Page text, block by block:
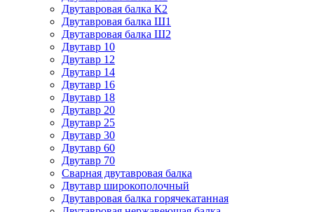
Двутавровая балка К2
Двутавровая балка Ш1
Двутавровая балка Ш2
Двутавр 10
Двутавр 12
Двутавр 14
Двутавр 16
Двутавр 18
Двутавр 20
Двутавр 25
Двутавр 30
Двутавр 60
Двутавр 70
Сварная двутавровая балка
Двутавр широкополочный
Двутавровая балка горячекатанная